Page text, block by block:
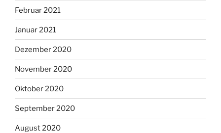
Februar 2021
Januar 2021
Dezember 2020
November 2020
Oktober 2020
September 2020
August 2020